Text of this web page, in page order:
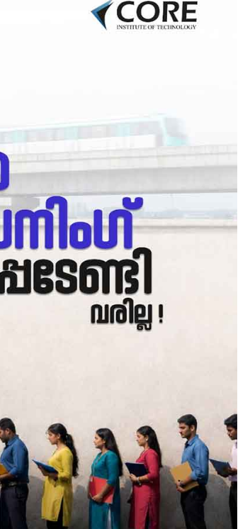
CLIMATE LATEST
ഇടത്തരം മഴയ്ക്കും കാറ്റിനും
സാധ്യത ഇരിങ്ങാലക്കുടയിൽ